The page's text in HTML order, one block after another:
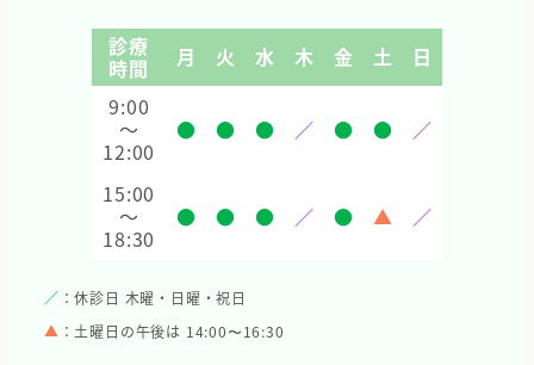
診療
時間 月 火 水 木 金 土
日
9:00
～
12:00
● ● ● ／ ● ● ／
15:00
～
18:30
● ● ● ／ ● ▲ ／
／ ：休診日 木曜・日曜・祝日
▲ ：土曜日の午後は 14:00〜16:30